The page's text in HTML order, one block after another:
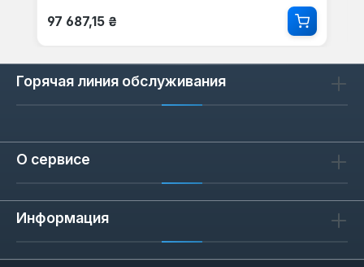
Обычная цена:
97 687,15 ₴
Горячая линия обслуживания
О сервисе
Информация